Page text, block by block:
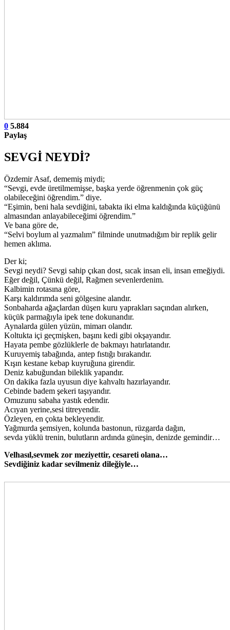
0 5.884
Paylaş
SEVGİ NEYDİ?
Özdemir Asaf, dememiş miydi;
“Sevgi, evde üretilmemişse, başka yerde öğrenmenin çok güç
olabileceğini öğrendim.” diye.
“Eşimin, beni hala sevdiğini, tabakta iki elma kaldığında küçüğünü
almasından anlayabileceğimi öğrendim.”
Ve bana göre de,
“Selvi boylum al yazmalım” filminde unutmadığım bir replik gelir
hemen aklıma.
Der ki;
Sevgi neydi? Sevgi sahip çıkan dost, sıcak insan eli, insan emeğiydi.
Eğer değil, Çünkü değil, Rağmen sevenlerdenim.
Kalbimin rotasına göre,
Karşı kaldırımda seni gölgesine alandır.
Sonbaharda ağaçlardan düşen kuru yaprakları saçından alırken,
küçük parmağıyla ipek tene dokunandır.
Aynalarda gülen yüzün, mimarı olandır.
Koltukta içi geçmişken, başını kedi gibi okşayandır.
Hayata pembe gözlüklerle de bakmayı hatırlatandır.
Kuruyemiş tabağında, antep fıstığı bırakandır.
Kışın kestane kebap kuyruğuna girendir.
Deniz kabuğundan bileklik yapandır.
On dakika fazla uyusun diye kahvaltı hazırlayandır.
Cebinde badem şekeri taşıyandır.
Omuzunu sabaha yastık edendir.
Acıyan yerine,sesi titreyendir.
Özleyen, en çokta bekleyendir.
Yağmurda şemsiyen, kolunda bastonun, rüzgarda dağın,
sevda yüklü trenin, bulutların ardında güneşin, denizde gemindir…
Velhasıl,sevmek zor meziyettir, cesareti olana…
Sevdiğiniz kadar sevilmeniz dileğiyle…